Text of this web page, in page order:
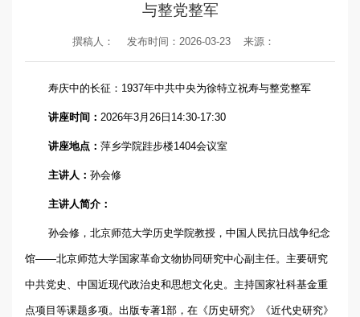
与整党整军
撰稿人： 发布时间：2026-03-23 来源：
寿庆中的长征：1937年中共中央为徐特立祝寿与整党整军
讲座时间： 2026年3月26日14:30-17:30
讲座地点： 萍乡学院跬步楼1404会议室
主讲人： 孙会修
主讲人简介：
孙会修，北京师范大学历史学院教授，中国人民抗日战争纪念
馆——北京师范大学国家革命文物协同研究中心副主任。主要研究
中共党史、中国近现代政治史和思想文化史。主持国家社科基金重
点项目等课题多项。出版专著1部，在《历史研究》《近代史研究》